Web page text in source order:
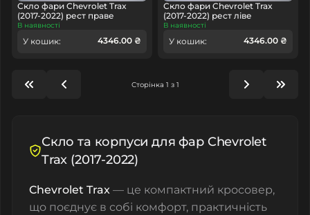
Скло фари Chevrolet Trax
(2017-2022) рест праве
В наявності
У кошик: 4346.00 ₴
Скло фари Chevrolet Trax
(2017-2022) рест ліве
В наявності
У кошик: 4346.00 ₴
Сторінка 1 з 1
Скло та корпуси для фар Chevrolet
Trax (2017-2022)
Chevrolet Trax — це компактний кросовер,
що поєднує в собі комфорт, практичність